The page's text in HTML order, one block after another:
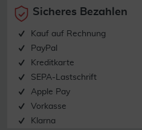
Sicheres Bezahlen
Kauf auf Rechnung
PayPal
Kreditkarte
SEPA-Lastschrift
Apple Pay
Vorkasse
Klarna